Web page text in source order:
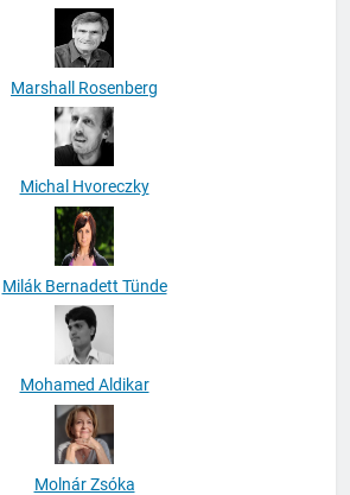
Marshall Rosenberg
Michal Hvoreczky
Milák Bernadett Tünde
Mohamed Aldikar
Molnár Zsóka